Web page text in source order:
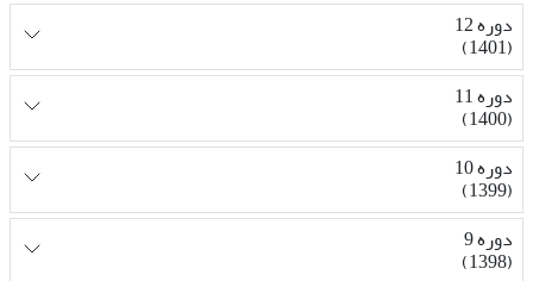
دوره 12
(1401)
دوره 11
(1400)
دوره 10
(1399)
دوره 9
(1398)